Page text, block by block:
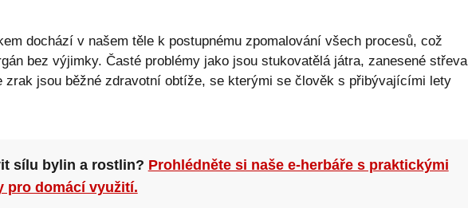
dochází v našem těle k postupnému zpomalování všech procesů, což
bez výjimky. Časté problémy jako jsou stukovatělá játra, zanesené střeva
zrak jsou běžné zdravotní obtíže, se kterými se člověk s přibývajícími lety
sílu bylin a rostlin? Prohlédněte si naše e-herbáře s praktickými
pro domácí využití.